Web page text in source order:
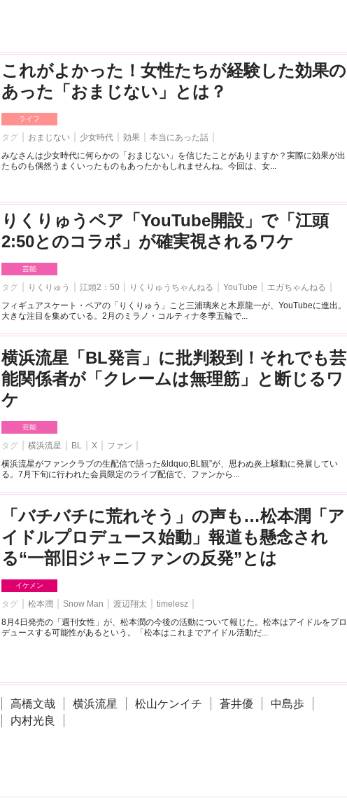
これがよかった！女性たちが経験した効果の
あった「おまじない」とは？
ライフ
タグ おまじない 少女時代 効果
本当にあった話
みなさんは少女時代に何らかの「おまじない」を信じたことがありますか？実際に効果が出
たものも偶然うまくいったものもあったかもしれませんね。今回は、女...
りくりゅうペア「YouTube開設」で「江頭
2:50とのコラボ」が確実視されるワケ
芸能
タグ りくりゅう 江頭2：50 りくりゅうちゃんねる YouTube
エガちゃんねる
フィギュアスケート・ペアの「りくりゅう」こと三浦璃来と木原龍一が、YouTubeに進出。
大きな注目を集めている。2月のミラノ・コルティナ冬季五輪で...
横浜流星「BL発言」に批判殺到！それでも芸
能関係者が「クレームは無理筋」と断じるワ
ケ
芸能
タグ 横浜流星 BL X
ファン
横浜流星がファンクラブの生配信で語った&ldquo;BL観”が、思わぬ炎上騒動に発展してい
る。7月下旬に行われた会員限定のライブ配信で、ファンから...
「バチバチに荒れそう」の声も…松本潤「ア
イドルプロデュース始動」報道も懸念され
る“一部旧ジャニファンの反発”とは
イケメン
タグ 松本潤 Snow Man 渡辺翔太
timelesz
8月4日発売の「週刊女性」が、松本潤の今後の活動について報じた。松本はアイドルをプロ
デュースする可能性があるという。「松本はこれまでアイドル活動だ...
高橋文哉 横浜流星 松山ケンイチ 蒼井優
中島歩
内村光良